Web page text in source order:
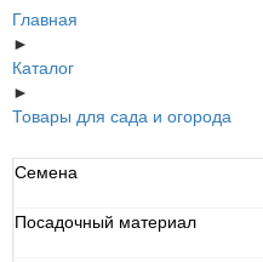
Главная
►
Каталог
►
Товары для сада и огорода
Семена
Посадочный материал